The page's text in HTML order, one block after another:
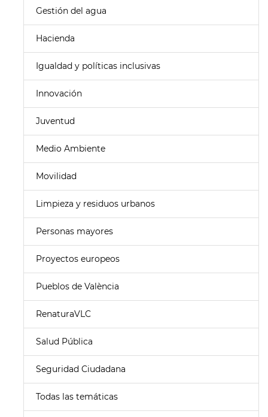
Gestión del agua
Hacienda
Igualdad y políticas inclusivas
Innovación
Juventud
Medio Ambiente
Movilidad
Limpieza y residuos urbanos
Personas mayores
Proyectos europeos
Pueblos de València
RenaturaVLC
Salud Pública
Seguridad Ciudadana
Todas las temáticas